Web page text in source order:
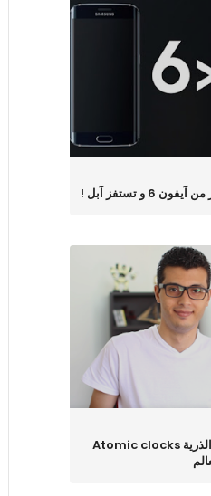
و تستفز آبل !
الحلقة 1050 : الساعات الذرية Atomic clocks